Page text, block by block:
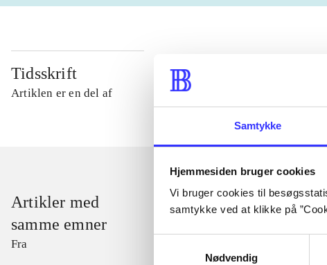
Samtykke
Hjemmesiden bruger cookies
Vi bruger cookies til
samtykke ved at klikke på
Nødvendig
Tidsskrift
Artiklen er en del af
Artikler med
samme emner
Fra